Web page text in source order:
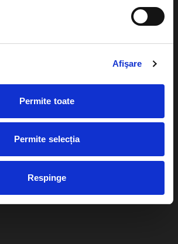
Afişare
Permite toate
Permite selecția
Respinge
Plata online sau cash
Livrare prin curier
Duplicare bilete